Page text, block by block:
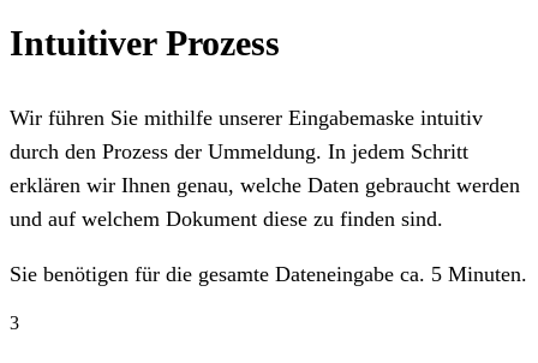
Intuitiver Prozess
Wir führen Sie mithilfe unserer Eingabemaske intuitiv
durch den Prozess der Ummeldung. In jedem Schritt
erklären wir Ihnen genau, welche Daten gebraucht werden
und auf welchem Dokument diese zu finden sind.
Sie benötigen für die gesamte Dateneingabe ca. 5 Minuten.
3